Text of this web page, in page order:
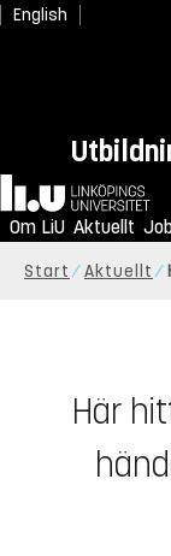
English
Hem
Om LiU Aktuellt
Start Aktuellt
Här